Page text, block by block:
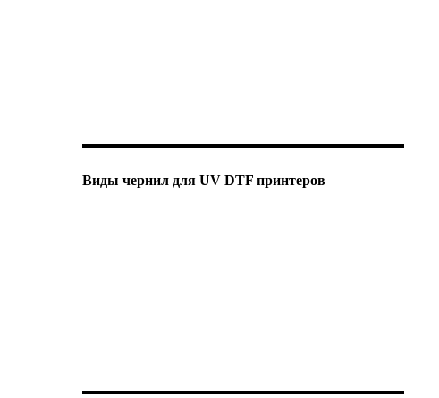
Виды чернил для UV DTF принтеров